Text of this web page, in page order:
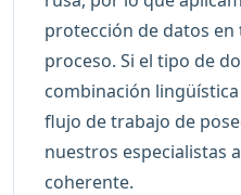
protección de datos en
proceso. Si el tipo de
combinación
flujo de trabajo de
nuestros especialistas
coherente.